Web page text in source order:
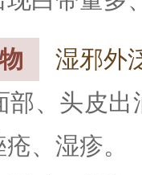
湿邪外
部、头皮出
、湿疹。